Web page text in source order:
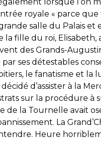
lorsque l’on
royale « parce
salle du Palais et
la fille du roi, Elisabeth,
des Grands-
par ses détestables
le fanatisme et la
d’assister à la
sur la procédure à
de la Tournelle avait
La
Heure